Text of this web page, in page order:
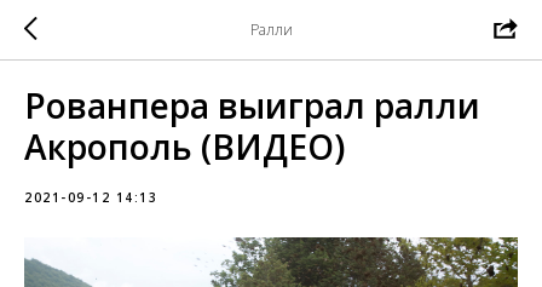
Ралли
Рованпера выиграл ралли
Акрополь (ВИДЕО)
2021-09-12 14:13